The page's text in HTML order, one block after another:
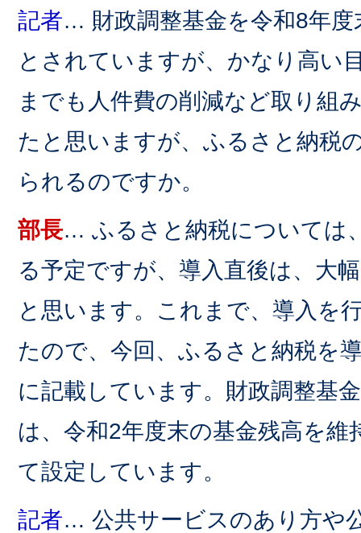
記者… 財政調整基金を令和8年度
とされていますが、かなり高い
までも人件費の削減など取り組
たと思いますが、ふるさと納税
られるのですか。
部長… ふるさと納税については
る予定ですが、導入直後は、大
と思います。これまで、導入を
たので、今回、ふるさと納税を
に記載しています。財政調整基
は、令和2年度末の基金残高を
て設定しています。
記者… 公共サービスのあり方や